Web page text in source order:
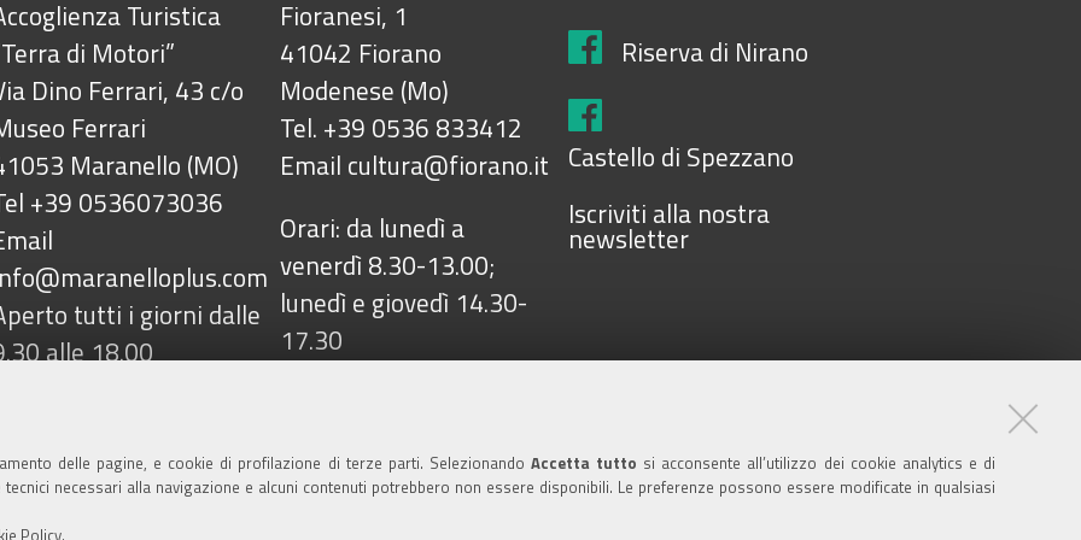
delle pagine, e cookie di profilazione di terze parti. SelezionandoAccetta tutto si acconsente all’utilizzo dei cookie analytics e di
necessari alla navigazione e alcuni contenuti potrebbero non essere disponibili. Le preferenze possono essere modificate in qualsiasi
Policy.
Turistica
di Motori”
Dino Ferrari, 43 c/o
Ferrari
Maranello (MO)
+39 0536073036
tutti i giorni dalle
alle 18.00
Fioranesi, 1
41042 Fiorano
Modenese (Mo)
Tel. +39 0536 833412
Email cultura@fiorano.it
Orari: da lunedì a
venerdì 8.30-13.00;
lunedì e giovedì 14.30-
17.30
Riserva di Nirano
Castello di Spezzano
Iscriviti alla nostra
newsletter
Ciro Menotti, 1 - 41042 Fiorano Modenese (Mo) C.F. 84001590367 - P.IVA